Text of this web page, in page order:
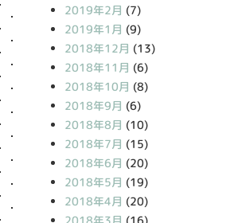
2019年2月 (7)
2019年1月 (9)
2018年12月 (13)
2018年11月 (6)
2018年10月 (8)
2018年9月 (6)
2018年8月 (10)
2018年7月 (15)
2018年6月 (20)
2018年5月 (19)
2018年4月 (20)